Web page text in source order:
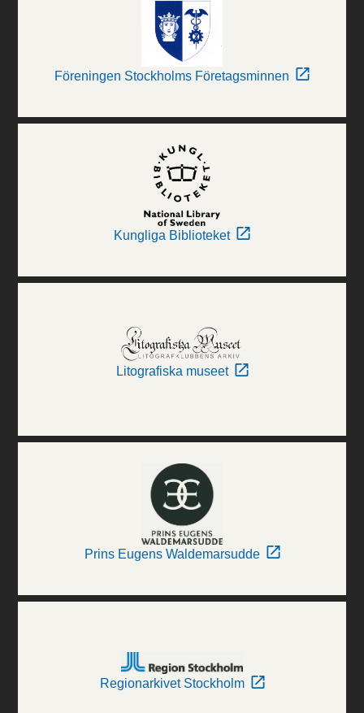
Föreningen Stockholms Företagsminnen
Kungliga Biblioteket
Litografiska museet
Prins Eugens Waldemarsudde
Regionarkivet Stockholm